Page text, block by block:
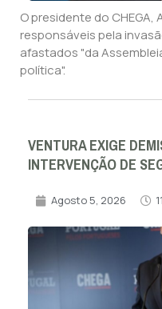
O presidente do
responsáveis pela
afastados "da
política".
VENTURA EXIGE
INTERVENÇÃO DE
Agosto 5, 2026